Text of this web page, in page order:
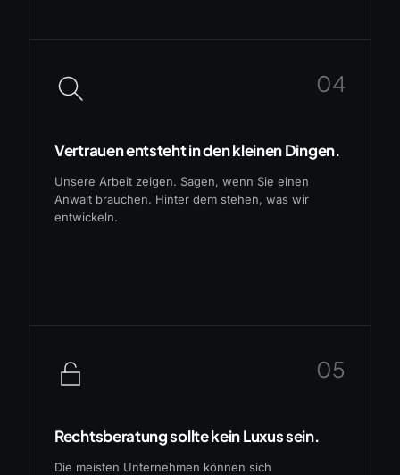
04
Vertrauen entsteht in den kleinen Dingen.
Unsere Arbeit zeigen. Sagen, wenn Sie einen
Anwalt brauchen. Hinter dem stehen, was wir
entwickeln.
05
Rechtsberatung sollte kein Luxus sein.
Die meisten Unternehmen können sich